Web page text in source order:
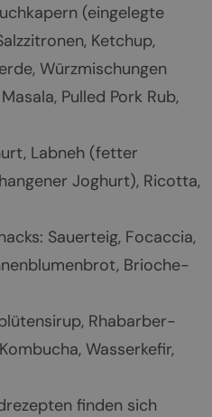
(eingelegte
Ketchup,
Würzmischungen
Pulled Pork Rub,
Labneh (fetter
Joghurt), Ricotta,
Sauerteig, Focaccia,
Brioche-
Rhabarber-
Wasserkefir,
finden sich